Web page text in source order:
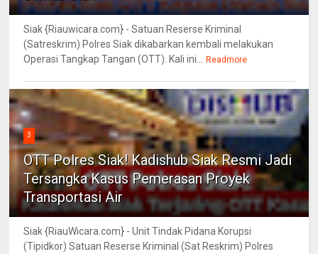
Siak {Riauwicara.com} - Satuan Reserse Kriminal
(Satreskrim) Polres Siak dikabarkan kembali melakukan
Operasi Tangkap Tangan (OTT). Kali ini...
Readmore
3
OTT Polres Siak! Kadishub Siak Resmi Jadi
Tersangka Kasus Pemerasan Proyek
Transportasi Air
Siak {RiauWicara.com} - Unit Tindak Pidana Korupsi
(Tipidkor) Satuan Reserse Kriminal (Sat Reskrim) Polres